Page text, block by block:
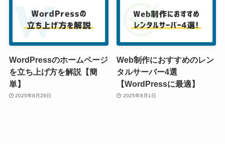
WordPressのホームページ
を立ち上げ方を解説【簡
単】
2025年8月29日
Web制作におすすめのレン
タルサーバー4選
【WordPressに最適】
2025年8月1日